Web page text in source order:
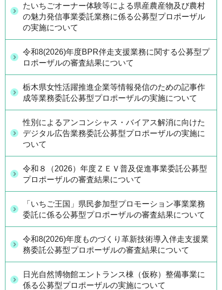
たいちごオーナー体験等による県産農産物及び農村
の魅力発信事業委託業務に係る公募型プロポーザル
の実施について
令和8(2026)年度BPR伴走支援業務に関する公募型プ
ロポーザルの審査結果について
栃木県女性活躍推進企業等情報発信のための記事作
成等業務委託公募型プロポーザルの実施について
性別によるアンコンシャス・バイアス解消に向けた
デジタル広告業務委託公募型プロポーザルの実施に
ついて
令和８（2026）年度ＺＥＶ普及促進事業委託公募型
プロポーザルの審査結果について
「いちご王国」県民参加型プロモーション事業業務
委託に係る公募型プロポーザルの審査結果について
令和8(2026)年度ものづくり革新技術導入伴走支援業
務委託公募型プロポーザルの審査結果について
日光自然博物館エントランス棟（仮称）整備事業に
係る公募型プロポーザルの実施について